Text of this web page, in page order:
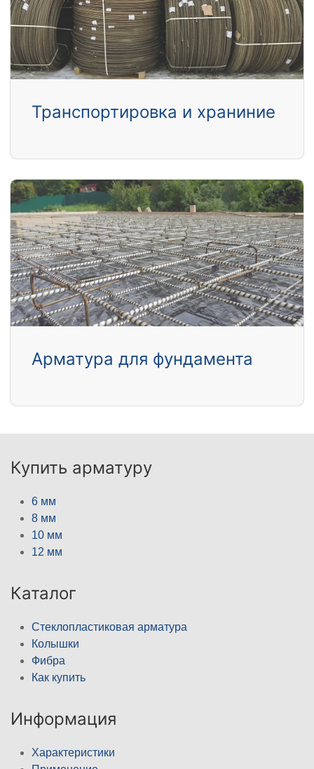
Транспортировка и храниние
Арматура для фундамента
Купить арматуру
6 мм
8 мм
10 мм
12 мм
Каталог
Стеклопластиковая арматура
Колышки
Фибра
Как купить
Информация
Характеристики